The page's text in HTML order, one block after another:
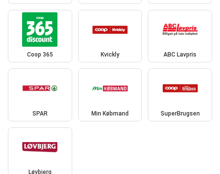
Coop 365 Kvickly ABC Lavpris
SPAR Min Købmand SuperBrugsen
Løvbjerg